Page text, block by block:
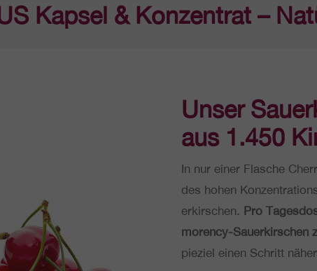
Kapsel & Konzentrat –
Unser
aus 1.450
In nur einer Flasche
des hohen
er­kir­schen. Pro
mo­ren­cy-Sau­er­kir­schen
pie­ziel einen Schritt